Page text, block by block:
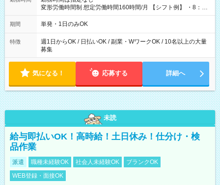
変形労働時間制 想定労働時間160時間/月 【シフト例】 ・8：00
～21：00
期間 単発・1日のみOK
特徴
週1日からOK / 日払いOK / 副業・WワークOK / 10名以上の大量
募集
気になる！ 応募する 詳細へ
未読
給与即払いOK！高時給！土日休み！仕分け・検
品作業
派遣 職種未経験OK 社会人未経験OK
ブランクOK
WEB登録・面接OK